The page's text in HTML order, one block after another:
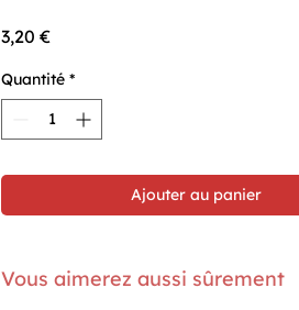
3,20 €Prix
Quantité *
Ajouter au panier
Vous aimerez aussi sûrement